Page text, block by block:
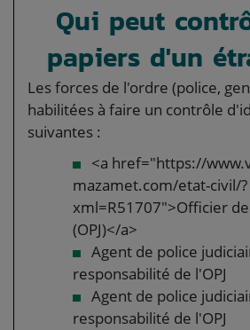
Qui peut
papiers d'un
Les forces de l'ordre (police,
habilitées à faire un contrôle
suivantes :
<a href="https://
mazamet.com/etat-civil/?
xml=R51707">Officier
(OPJ)</a>
Agent de police
responsabilité de l'OPJ
Agent de police
responsabilité de l'OPJ